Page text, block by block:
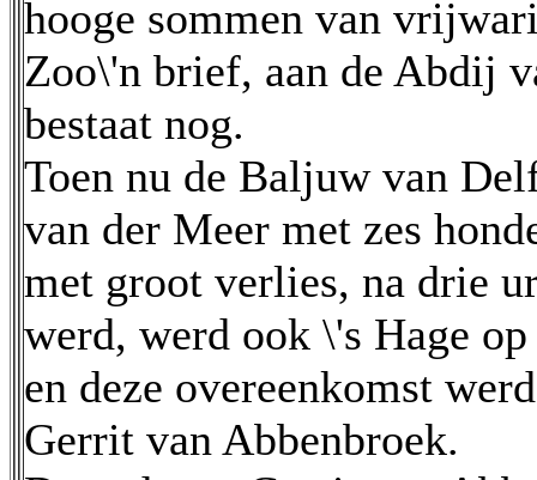
hooge sommen van
Zoo\'n brief, aan de Abdij
bestaat nog.
Toen nu de Baljuw van
van der Meer met zes
met groot verlies, na drie
werd, werd ook \'s Hage
en deze overeenkomst
Gerrit van Abbenbroek.